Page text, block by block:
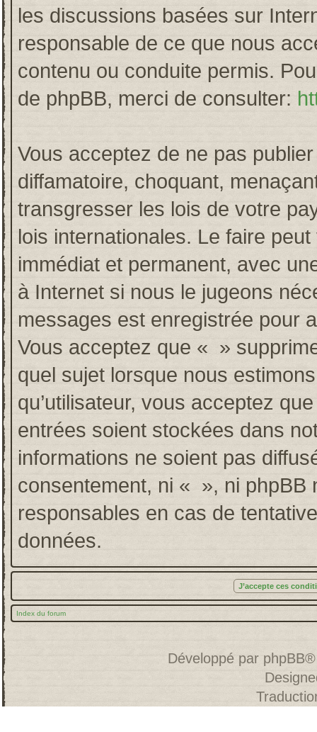
les discussions basées sur
responsable de ce que nous
contenu ou conduite permis.
de phpBB, merci de consulter:
Vous acceptez de ne pas
diffamatoire, choquant,
transgresser les lois de votre
lois internationales. Le faire
immédiat et permanent, avec
à Internet si nous le jugeons
messages est enregistrée pour
Vous acceptez que « »
quel sujet lorsque nous
qu’utilisateur, vous acceptez
entrées soient stockées dans
informations ne soient pas
consentement, ni « », ni phpBB
responsables en cas de
données.
Index du forum
Développé par phpBB®